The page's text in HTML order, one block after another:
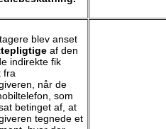
blev anset
af den
indirekte fik
fra
når de
som
betinget af, at
tegnede et